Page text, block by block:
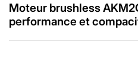
Moteur brushless
performance et